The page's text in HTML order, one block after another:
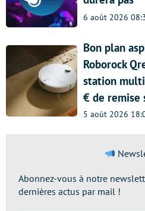
6 août 2026
Bon plan
Roborock
station
€ de remise
5 août 2026
Abonnez-vous à notre
dernières actus par mail !